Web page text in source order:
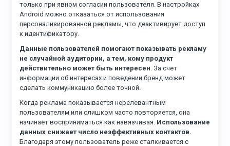
только при явном согласии пользователя. В настройках
Android можно отказаться от использования
персонализированной рекламы, что деактивирует доступ
к идентификатору.
Данные пользователей помогают показывать рекламу
не случайной аудитории, а тем, кому продукт
действительно может быть интересен. За счет
информации об интересах и поведении бренд может
сделать коммуникацию более точной.
Когда реклама показывается нерелевантным
пользователям или слишком часто повторяется, она
начинает восприниматься как навязчивая. Использование
данных снижает число неэффективных контактов.
Благодаря этому пользователь реже сталкивается с